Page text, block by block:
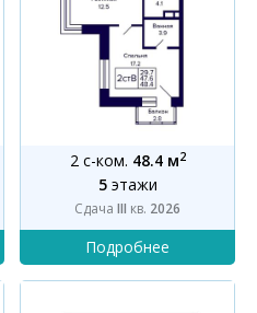
2 с-ком. 48.4 м2
5этажи
Сдача III кв. 2026